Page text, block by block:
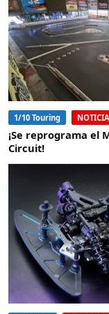
1/10 Touring
¡Se reprograma el
Circuit!